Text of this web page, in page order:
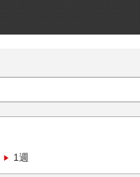
1週